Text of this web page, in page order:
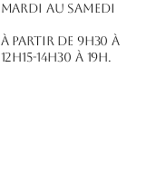
Mardi au Samedi
À partir de 9h30 à
12h15-14h30 à 19h.